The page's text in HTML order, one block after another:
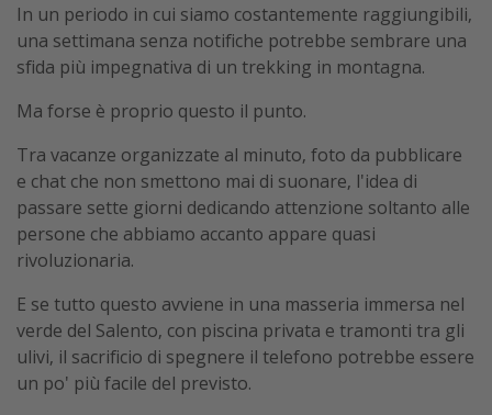
In un periodo in cui siamo costantemente raggiungibili,
una settimana senza notifiche potrebbe sembrare una
sfida più impegnativa di un trekking in montagna.
Ma forse è proprio questo il punto.
Tra vacanze organizzate al minuto, foto da pubblicare
e chat che non smettono mai di suonare, l'idea di
passare sette giorni dedicando attenzione soltanto alle
persone che abbiamo accanto appare quasi
rivoluzionaria.
E se tutto questo avviene in una masseria immersa nel
verde del Salento, con piscina privata e tramonti tra gli
ulivi, il sacrificio di spegnere il telefono potrebbe essere
un po' più facile del previsto.